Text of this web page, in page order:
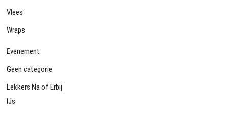
Vlees
Wraps
Evenement
Geen categorie
Lekkers Na of Erbij
IJs